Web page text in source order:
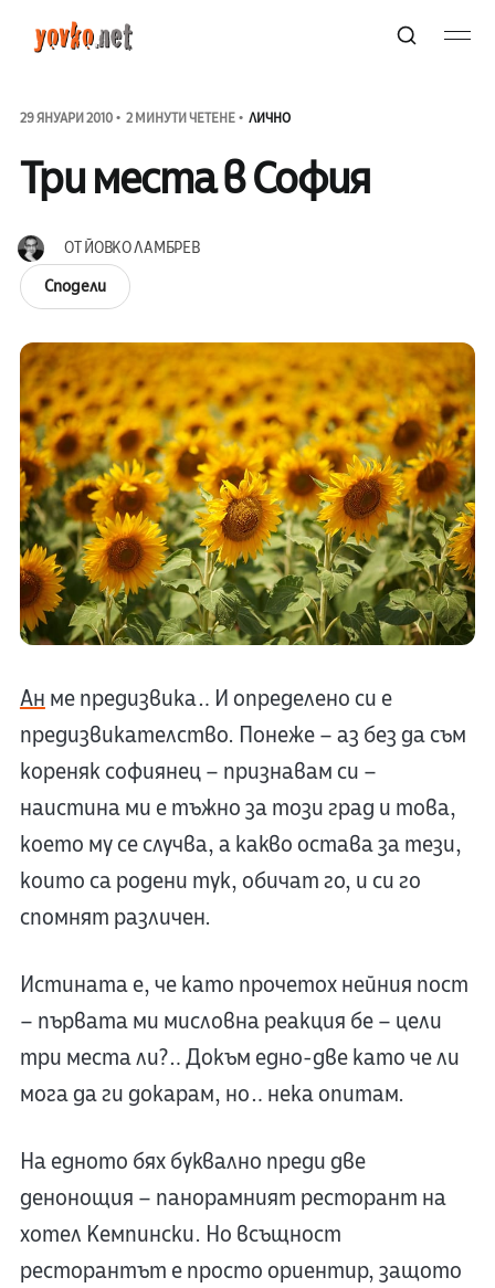
29 ЯНУАРИ 2010 2 МИНУТИ ЧЕТЕНЕ ЛИЧНО
Три места в София
ОТЙОВКО ЛАМБРЕВ
Сподели
Ан ме предизвика… И определено си е
предизвикателство. Понеже – аз без да съм
кореняк софиянец – признавам си –
наистина ми е тъжно за този град и това,
което му се случва, а какво остава за тези,
които са родени тук, обичат го, и си го
спомнят различен.
Истината е, че като прочетох нейния пост
– първата ми мисловна реакция бе – цели
три места ли?… Докъм едно-две като че ли
мога да ги докарам, но… нека опитам.
На едното бях буквално преди две
денонощия – панорамният ресторант на
хотел Кемпински. Но всъщност
ресторантът е просто ориентир, защото